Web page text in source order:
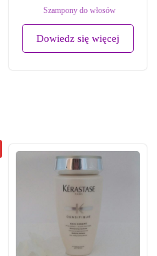
Szampony do włosów
Dowiedz się więcej